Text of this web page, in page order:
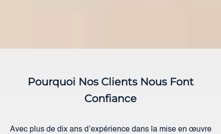
Pourquoi Nos Clients Nous Font
Confiance
Avec plus de dix ans d’expérience dans la mise en œuvre